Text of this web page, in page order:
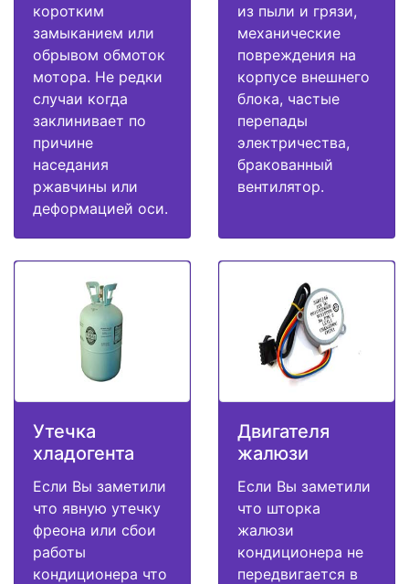
коротким
замыканием или
обрывом обмоток
мотора. Не редки
случаи когда
заклинивает по
причине
наседания
ржавчины или
деформацией оси.
из пыли и грязи,
механические
повреждения на
корпусе внешнего
блока, частые
перепады
электричества,
бракованный
вентилятор.
Утечка
хладогента
Если Вы заметили
что явную утечку
фреона или сбои
работы
кондиционера что
Двигателя
жалюзи
Если Вы заметили
что шторка
жалюзи
кондиционера не
передвигается в